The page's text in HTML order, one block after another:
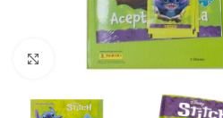
Click to enlarge